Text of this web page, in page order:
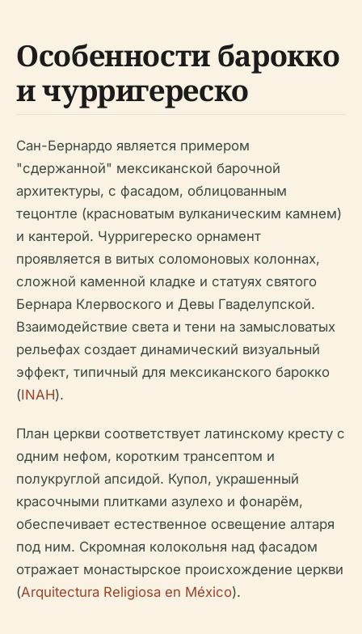
Особенности барокко
и чурригереско
Сан-Бернардо является примером
"сдержанной" мексиканской барочной
архитектуры, с фасадом, облицованным
тецонтле (красноватым вулканическим камнем)
и кантерой. Чурригереско орнамент
проявляется в витых соломоновых колоннах,
сложной каменной кладке и статуях святого
Бернара Клервоского и Девы Гваделупской.
Взаимодействие света и тени на замысловатых
рельефах создает динамический визуальный
эффект, типичный для мексиканского барокко
(INAH).
План церкви соответствует латинскому кресту с
одним нефом, коротким трансептом и
полукруглой апсидой. Купол, украшенный
красочными плитками азулехо и фонарём,
обеспечивает естественное освещение алтаря
под ним. Скромная колокольня над фасадом
отражает монастырское происхождение церкви
(Arquitectura Religiosa en México).